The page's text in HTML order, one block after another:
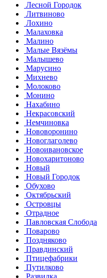
Лесной Городок
Литвиново
Лохино
Малаховка
Малино
Малые Вязёмы
Малышево
Марусино
Михнево
Молоково
Монино
Нахабино
Некрасовский
Немчиновка
Нововоронино
Новоглаголево
Новоивановское
Новохаритоново
Новый
Новый Городок
Обухово
Октябрьский
Островцы
Отрадное
Павловская Слобода
Поварово
Поздняково
Правдинский
Птицефабрики
Путилково
Развилка